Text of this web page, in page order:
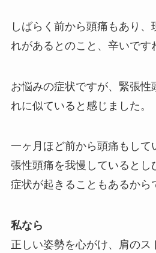
しばらく前から頭痛もあり
れがあるとのこと、辛いです
お悩みの症状ですが、緊張性
れに似ていると感じました。
一ヶ月ほど前から頭痛もして
張性頭痛を我慢しているとし
症状が起きることもあるから
私なら
正しい姿勢を心がけ、肩のス